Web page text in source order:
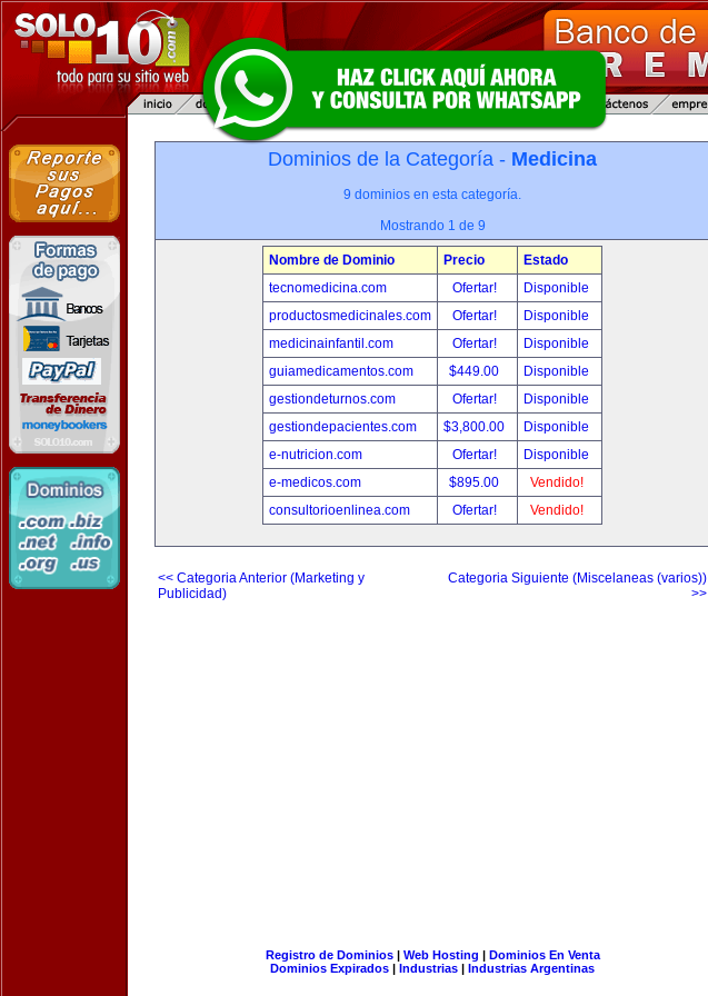
Dominios de la Categoría - Medicina
9 dominios en esta categoría.
Mostrando 1 de 9
Nombre de Dominio Precio
Estado
tecnomedicina.com
Ofertar!
Disponible
productosmedicinales.com
Ofertar!
Disponible
medicinainfantil.com
Ofertar!
Disponible
guiamedicamentos.com
$449.00
Disponible
gestiondeturnos.com
Ofertar!
Disponible
gestiondepacientes.com
$3,800.00
Disponible
e-nutricion.com
Ofertar!
Disponible
e-medicos.com
$895.00
Vendido!
consultorioenlinea.com
Ofertar! Vendido!
<< Categoria Anterior (Marketing y
Publicidad)
Categoria Siguiente (Miscelaneas (varios))
>>
Registro de Dominios| Web Hosting | Dominios En Venta
Dominios Expirados | Industrias | Industrias Argentinas